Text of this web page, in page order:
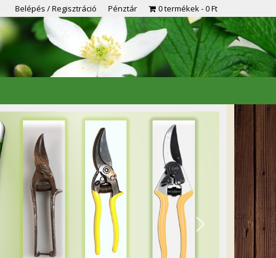
Belépés / Regisztráció Pénztár 0 termékek 0 Ft